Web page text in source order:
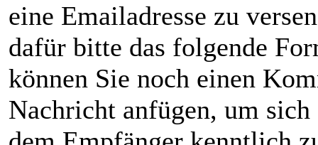
eine Emailadresse zu
dafür bitte das folgende
können Sie noch einen
Nachricht anfügen, um